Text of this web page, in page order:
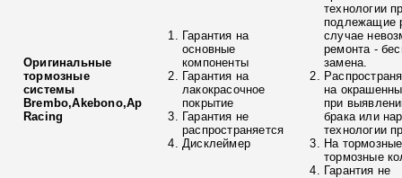
Оригинальные
тормозные
системы
Brembo,Akebono,Ap
Racing
Гарантия на
основные
компоненты
Гарантия на
лакокрасочное
покрытие
Гарантия не
распространяется
Дисклеймер
технологии
подлежащие
случае
ремонта -
замена.
на
при
брака или
технологии
На
тормозные
Гарантия не